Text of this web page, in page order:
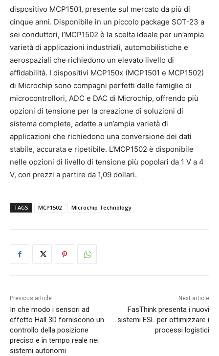
dispositivo MCP1501, presente sul mercato da più di
cinque anni. Disponibile in un piccolo package SOT-23 a
sei conduttori, l’MCP1502 è la scelta ideale per un’ampia
varietà di applicazioni industriali, automobilistiche e
aerospaziali che richiedono un elevato livello di
affidabilità. I dispositivi MCP150x (MCP1501 e MCP1502)
di Microchip sono compagni perfetti delle famiglie di
microcontrollori, ADC e DAC di Microchip, offrendo più
opzioni di tensione per la creazione di soluzioni di
sistema complete, adatte a un’ampia varietà di
applicazioni che richiedono una conversione dei dati
stabile, accurata e ripetibile. L’MCP1502 è disponibile
nelle opzioni di livello di tensione più popolari da 1 V a 4
V, con prezzi a partire da 1,09 dollari.
TAGS MCP1502 Microchip Technology
Previous article
In che modo i sensori ad
effetto Hall 3D forniscono un
controllo della posizione
preciso e in tempo reale nei
sistemi autonomi
Next article
FasThink presenta i nuovi
sistemi ESL per ottimizzare i
processi logistici